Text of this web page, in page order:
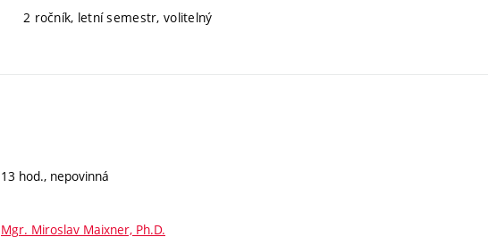
2 ročník, letní semestr, volitelný
13 hod., nepovinná
Mgr. Miroslav Maixner, Ph.D.